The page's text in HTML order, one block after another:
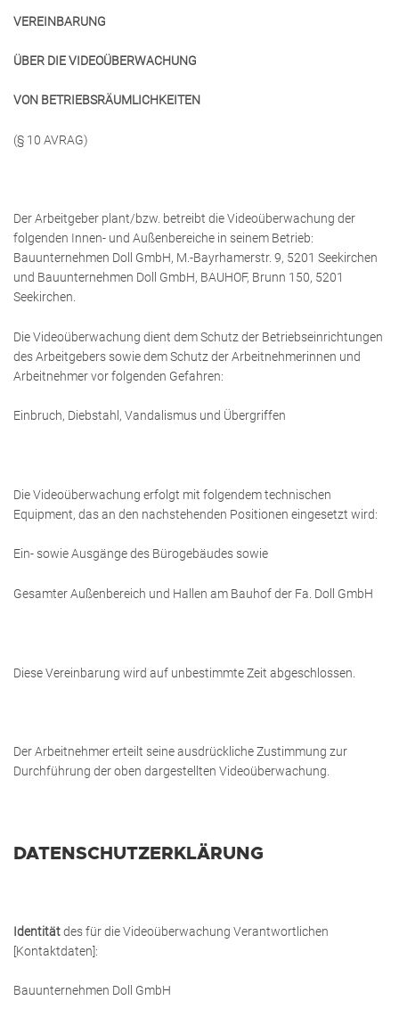
VEREINBARUNG
ÜBER DIE VIDEOÜBERWACHUNG
VON BETRIEBSRÄUMLICHKEITEN
(§ 10 AVRAG)
Der Arbeitgeber plant/bzw. betreibt die Videoüberwachung der
folgenden Innen- und Außenbereiche in seinem Betrieb:
Bauunternehmen Doll GmbH, M.-Bayrhamerstr. 9, 5201 Seekirchen
und Bauunternehmen Doll GmbH, BAUHOF, Brunn 150, 5201
Seekirchen.
Die Videoüberwachung dient dem Schutz der Betriebseinrichtungen
des Arbeitgebers sowie dem Schutz der Arbeitnehmerinnen und
Arbeitnehmer vor folgenden Gefahren:
Einbruch, Diebstahl, Vandalismus und Übergriffen
Die Videoüberwachung erfolgt mit folgendem technischen
Equipment, das an den nachstehenden Positionen eingesetzt wird:
Ein- sowie Ausgänge des Bürogebäudes sowie
Gesamter Außenbereich und Hallen am Bauhof der Fa. Doll GmbH
Diese Vereinbarung wird auf unbestimmte Zeit abgeschlossen.
Der Arbeitnehmer erteilt seine ausdrückliche Zustimmung zur
Durchführung der oben dargestellten Videoüberwachung.
DATENSCHUTZERKLÄRUNG
Identitätdes für die Videoüberwachung Verantwortlichen
[Kontaktdaten]:
Bauunternehmen Doll GmbH